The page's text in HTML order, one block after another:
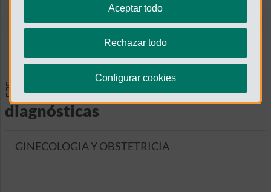
Ver el mapa en Google Maps
Especialidades y pruebas
diagnósticas
GINECOLOGIA Y OBSTETRICIA
Te recordamos que puedes modificar tus ajustes de
cookies en cualquier momento en la sección
Aceptar todo
Rechazar todo
Configurar cookies